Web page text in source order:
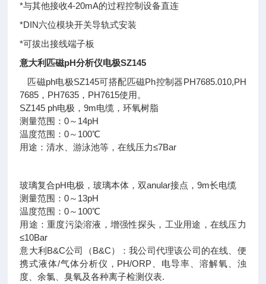
*与其他接收4-20mA的过程控制设备直连
*DIN六位模块开关导轨式安装
*可拔出接线端子板
意大利匹磁pH分析仪电极SZ145
匹磁ph电极SZ145可搭配匹磁Ph控制器PH7685.010,PH
7685，PH7635，PH7615使用。
SZ145 ph电极，9m电缆，环氧树脂
测量范围：0～14pH
温度范围：0～100℃
用途：清水、游泳池等，在线压力≤7Bar
玻璃复合pH电极，玻璃本体，双anular接点，9m长电缆
测量范围：0～13pH
温度范围：0～100℃
用途：重度污染溶液，增强性探头，工业用途，在线压力
≤10Bar
意大利B&C公司（B&C）：我公司代理该公司的在线、便
携式液体/气体分析仪，PH/ORP、电导率、溶解氧、浊
度、余氯、臭氧及各种离子检测仪表.